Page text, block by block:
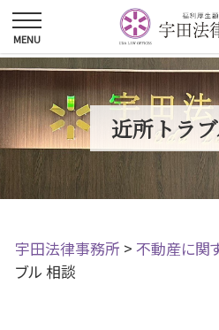
近所トラ
宇田法律事務所 > 不動産に関
ブル 相談